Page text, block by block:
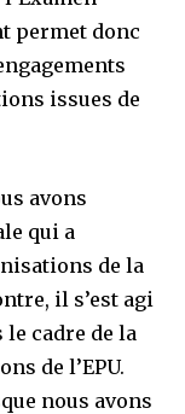
permet donc
issues de
avons
qui a
de la
il s’est agi
cadre de la
de l’EPU.
nous avons